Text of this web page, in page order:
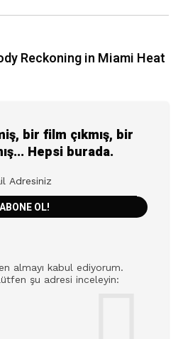
Reckoning in Miami Heat
bir film çıkmış, bir
Hepsi burada.
almayı kabul ediyorum.
şu adresi inceleyin: